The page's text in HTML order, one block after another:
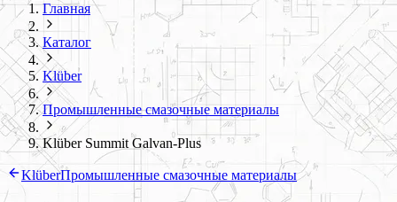
Главная
Каталог
Klüber
Промышленные смазочные материалы
Klüber Summit Galvan-Plus
KlüberПромышленные смазочные материалы